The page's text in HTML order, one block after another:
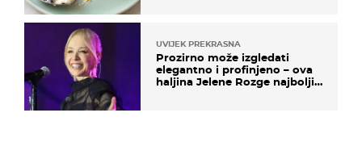
UVIJEK PREKRASNA
Prozirno može izgledati
elegantno i profinjeno – ova
haljina Jelene Rozge najbolji